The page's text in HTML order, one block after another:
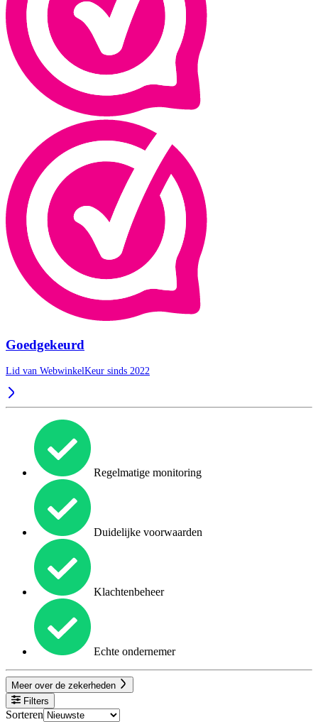
Goedgekeurd
Lid van WebwinkelKeur sinds 2022
Regelmatige monitoring
Duidelijke voorwaarden
Klachtenbeheer
Echte ondernemer
Meer over de zekerheden
Filters
Sorteren